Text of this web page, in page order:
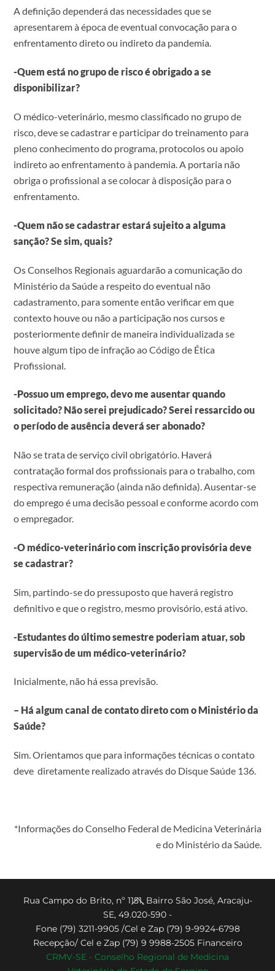
A definição dependerá das necessidades que se
apresentarem à época de eventual convocação para o
enfrentamento direto ou indireto da pandemia.
-Quem está no grupo de risco é obrigado a se
disponibilizar?
O médico-veterinário, mesmo classificado no grupo de
risco, deve se cadastrar e participar do treinamento para
pleno conhecimento do programa, protocolos ou apoio
indireto ao enfrentamento à pandemia. A portaria não
obriga o profissional a se colocar à disposição para o
enfrentamento.
-Quem não se cadastrar estará sujeito a alguma
sanção? Se sim, quais?
Os Conselhos Regionais aguardarão a comunicação do
Ministério da Saúde a respeito do eventual não
cadastramento, para somente então verificar em que
contexto houve ou não a participação nos cursos e
posteriormente definir de maneira individualizada se
houve algum tipo de infração ao Código de Ética
Profissional.
-Possuo um emprego, devo me ausentar quando
solicitado? Não serei prejudicado? Serei ressarcido ou
o período de ausência deverá ser abonado?
Não se trata de serviço civil obrigatório. Haverá
contratação formal dos profissionais para o trabalho, com
respectiva remuneração (ainda não definida). Ausentar-se
do emprego é uma decisão pessoal e conforme acordo com
o empregador.
-O médico-veterinário com inscrição provisória deve
se cadastrar?
Sim, partindo-se do pressuposto que haverá registro
definitivo e que o registro, mesmo provisório, está ativo.
-Estudantes do último semestre poderiam atuar, sob
supervisão de um médico-veterinário?
Inicialmente, não há essa previsão.
– Há algum canal de contato direto com o Ministério da
Saúde?
Sim. Orientamos que para informações técnicas o contato
deve diretamente realizado através do Disque Saúde 136.
*Informações do Conselho Federal de Medicina Veterinária
e do Ministério da Saúde.
Back
To
Top
Rua Campo do Brito, nº 1151, Bairro São José, Aracaju-
SE, 49.020-590 -
Fone (79) 3211-9905 /Cel e Zap (79) 9-9924-6798
Recepção/ Cel e Zap (79) 9 9988-2505 Financeiro
CRMV-SE - Conselho Regional de Medicina